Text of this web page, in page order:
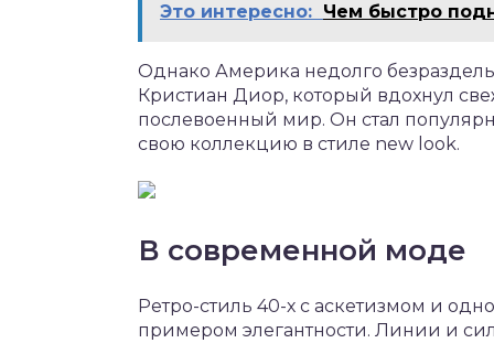
Это интересно: Чем быстро
Однако Америка недолго
Кристиан Диор, который вдохнул
послевоенный мир. Он стал
свою коллекцию в стиле new look.
В современной моде
Ретро-стиль 40-х с аскетизмом и
примером элегантности. Линии и